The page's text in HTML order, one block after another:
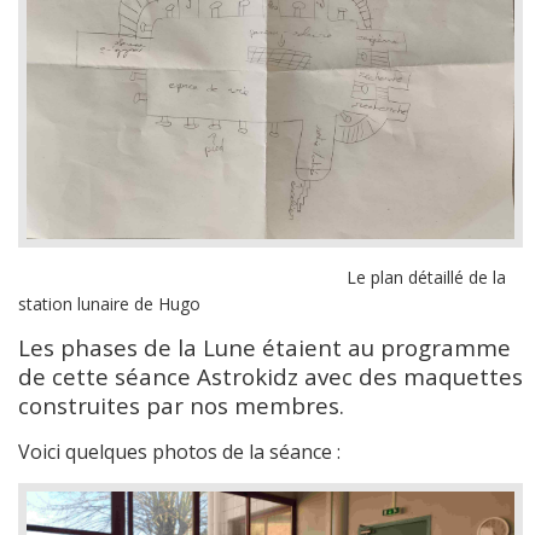
Le plan détaillé de la
station lunaire de Hugo
Les phases de la Lune étaient au programme
de cette séance Astrokidz avec des maquettes
construites par nos membres.
Voici quelques photos de la séance :